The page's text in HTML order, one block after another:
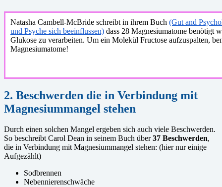
Natasha Cambell-McBride schreibt in ihrem Buch (Gut and
und Psyche sich beeinflussen) dass 28 Magnesiumatome benötigt
Glukose zu verarbeiten. Um ein Molekül Fructose aufzuspalten,
Magnesiumatome!
2. Beschwerden die in Verbindung mit
Magnesiummangel stehen
Durch einen solchen Mangel ergeben sich auch viele Beschwerden.
So beschreibt Carol Dean in seinem Buch über37 Beschwerden,
die in Verbindung mit Magnesiummangel stehen: (hier nur einige
Aufgezählt)
Sodbrennen
Nebennierenschwäche